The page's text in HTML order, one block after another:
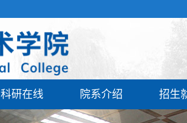
科研在线 院系介绍 招生